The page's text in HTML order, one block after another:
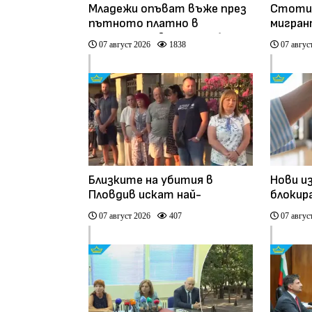
Младежи опъват въже през
пътното платно в
столичния квартал „Обеля“
(видео)
07 август 2026 1838 07
Близките на убития в
Пловдив искат най-
тежките наказания за
петимата непълнолетни
07 август 2026 407
Нови
07